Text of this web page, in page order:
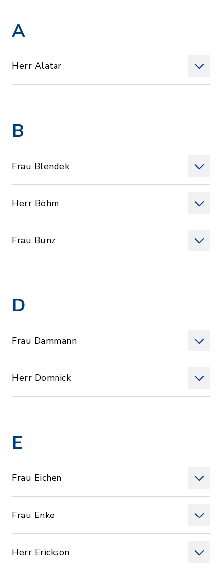
A
Herr Alatar
B
Frau Blendek
Herr Böhm
Frau Bünz
D
Frau Dammann
Herr Domnick
E
Frau Eichen
Frau Enke
Herr Erickson